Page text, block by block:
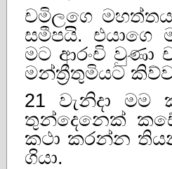
චමිලගෙ
සමීපයි. එයාගෙ
මට ආරංචි වුණා
මන්ත්‍රීතුමියට
21 වැනිදා මම
තුන්දෙනෙක්‌
කථා කරන්න
ගියා.